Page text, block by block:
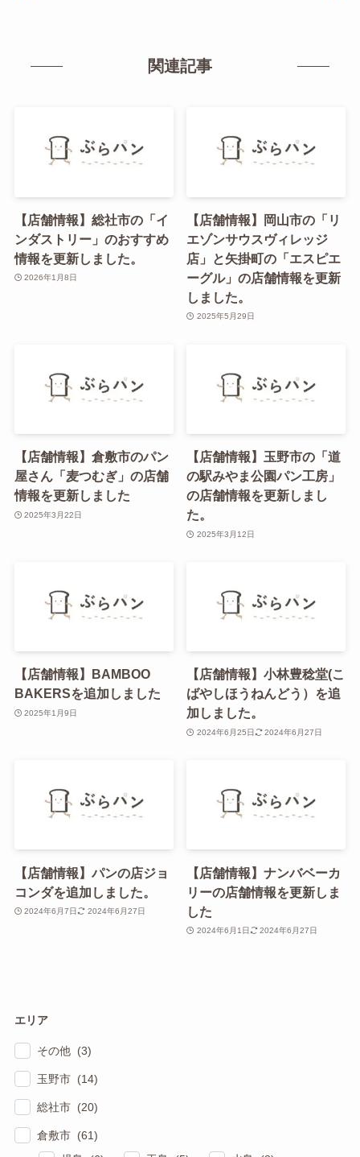
関連記事
【店舗情報】総社市の「イ
ンダストリー」のおすすめ
情報を更新しました。
2026年1月8日
【店舗情報】岡山市の「リ
エゾンサウスヴィレッジ
店」と矢掛町の「エスピエ
ーグル」の店舗情報を更新
しました。
2025年5月29日
【店舗情報】倉敷市のパン
屋さん「麦つむぎ」の店舗
情報を更新しました
2025年3月22日
【店舗情報】玉野市の「道
の駅みやま公園パン工房」
の店舗情報を更新しまし
た。
2025年3月12日
【店舗情報】BAMBOO
BAKERSを追加しました
2025年1月9日
【店舗情報】小林豊稔堂(こ
ばやしほうねんどう）を追
加しました。
2024年6月25日 2024年6月27日
【店舗情報】パンの店ジョ
コンダを追加しました。
2024年6月7日 2024年6月27日
【店舗情報】ナンバベーカ
リーの店舗情報を更新しま
した
2024年6月1日 2024年6月27日
エリア
その他 (3)
玉野市 (14)
総社市 (20)
倉敷市 (61)